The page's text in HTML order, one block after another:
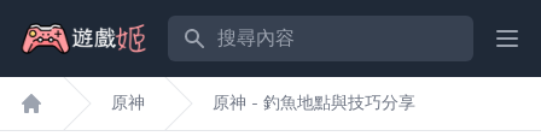
搜尋內容
遊戲姬首頁
原神 原神 - 釣魚地點與技巧分享